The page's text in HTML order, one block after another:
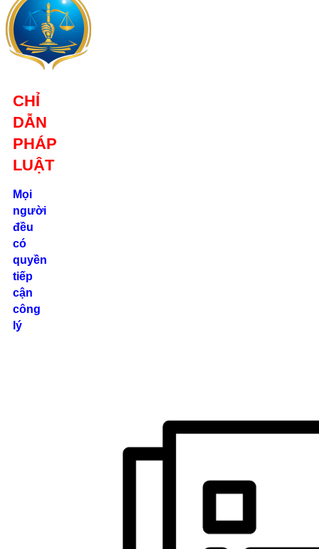
CHỈ
DẪN
PHÁP
LUẬT
Mọi
người
đều
có
quyền
tiếp
cận
công
lý
Trao đổi
Tin tức
Liên hệ
Số 24/2B
Đường Võ
Oanh, P. 25, Q.
Bình Thạnh, Tp.
Hồ Chí Minh
0862.000.639